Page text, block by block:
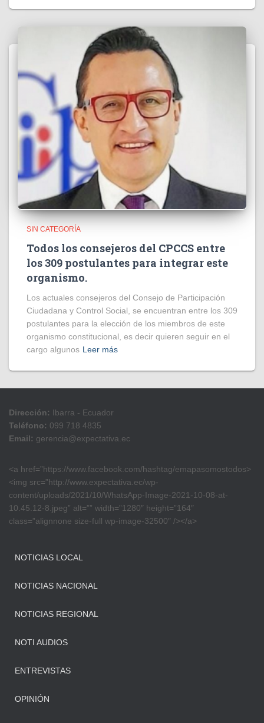
SIN CATEGORÍA
Todos los consejeros del CPCCS entre
los 309 postulantes para integrar este
organismo.
Los actuales consejeros del Consejo de Participación
Ciudadana y Control Social, se encuentran entre los 309
postulantes para la elección de los miembros de este
organismo constitucional, es decir quieren seguir en el
cargo algunos Leer más
Dirección: Ibarra - Ecuador
Teléfono: 099 718 4835
Email: gerencia@expectativa.ec
<a href=”https://www.facebook.com/hashtag/emapasomostodos>
<img src=”http://www.expectativa.ec/wp-
content/uploads/2021/10/WhatsApp-Image-2021-10-08-at-
10.45.12-8.jpeg” alt=”” width=”1280″ height=”164″
class=”alignnone size-full wp-image-32500″ /></a>
NOTICIAS LOCAL
NOTICIAS NACIONAL
NOTICIAS REGIONAL
NOTI AUDIOS
ENTREVISTAS
OPINIÓN